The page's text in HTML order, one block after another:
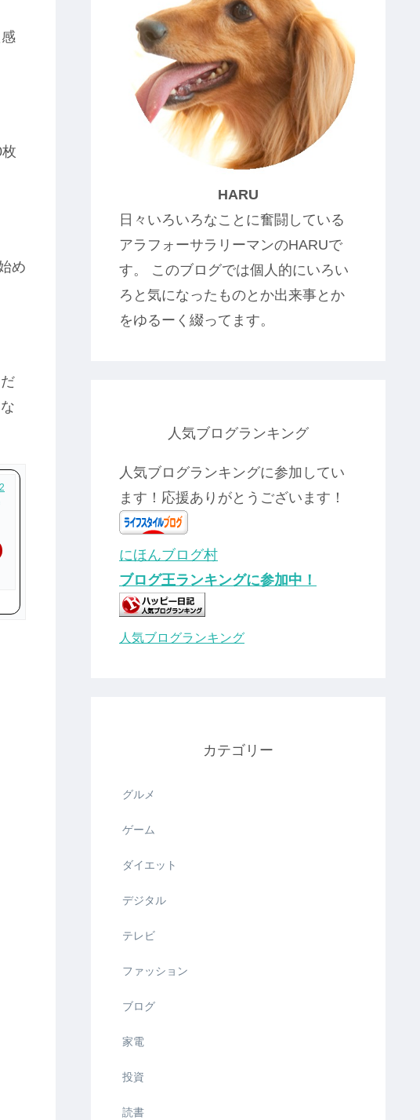
め
HARU
日々いろいろなことに奮闘している
アラフォーサラリーマンのHARUで
す。 このブログでは個人的にいろい
ろと気になったものとか出来事とか
をゆるーく綴ってます。
人気ブログランキング
人気ブログランキングに参加してい
ます！応援ありがとうございます！
にほんブログ村
ブログ王ランキングに参加中！
人気ブログランキング
カテゴリー
グルメ
ゲーム
ダイエット
デジタル
テレビ
ファッション
ブログ
家電
投資
読書